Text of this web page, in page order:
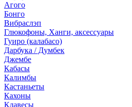
Агого
Бонго
Вибраслэп
Глюкофоны, Ханги, аксессуары
Гуиро (калабасо)
Дарбука / Думбек
Джембе
Кабасы
Калимбы
Кастаньеты
Кахоны
Клавесы